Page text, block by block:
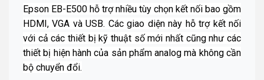
Epson EB-E500 hỗ trợ nhiều tùy chọn kết nối bao gồm
HDMI, VGA và USB. Các giao diện này hỗ trợ kết nối
với cả các thiết bị kỹ thuật số mới nhất cũng như các
thiết bị hiện hành của sản phẩm analog mà không cần
bộ chuyển đổi.